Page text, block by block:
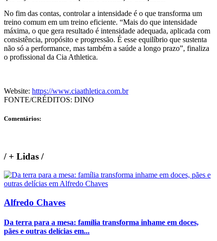
No fim das contas, controlar a intensidade é o que transforma um
treino comum em um treino eficiente. “Mais do que intensidade
máxima, o que gera resultado é intensidade adequada, aplicada com
consistência, propósito e progressão. É esse equilíbrio que sustenta
não só a performance, mas também a saúde a longo prazo”, finaliza
o profissional da Cia Athletica.
Website: https://www.ciaathletica.com.br
FONTE/CRÉDITOS: DINO
Comentários:
/+ Lidas /
Alfredo Chaves
Da terra para a mesa: família transforma inhame em doces,
pães e outras delícias em...